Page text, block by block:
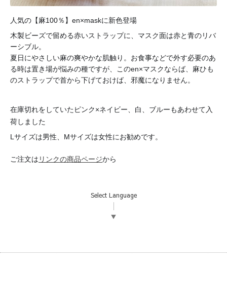
人気の【麻100％ 】en×maskに新色登場
木製ビーズで留める赤いストラップに、マスク面は赤と青のリバ
ーシブル。
夏日にやさしい麻の爽やかな肌触り。お食事などで外す必要のあ
る時は置き場が悩みの種ですが、このen×マスクならば、麻ひも
のストラップで首から下げておけば、邪魔になりません。
在庫切れをしていたピンク×ネイビー、白、ブルーもあわせて入
荷しました
Lサイズは男性、Mサイズは女性にお勧めです。
ご注文は リンクの商品ページから
Select Language
▼